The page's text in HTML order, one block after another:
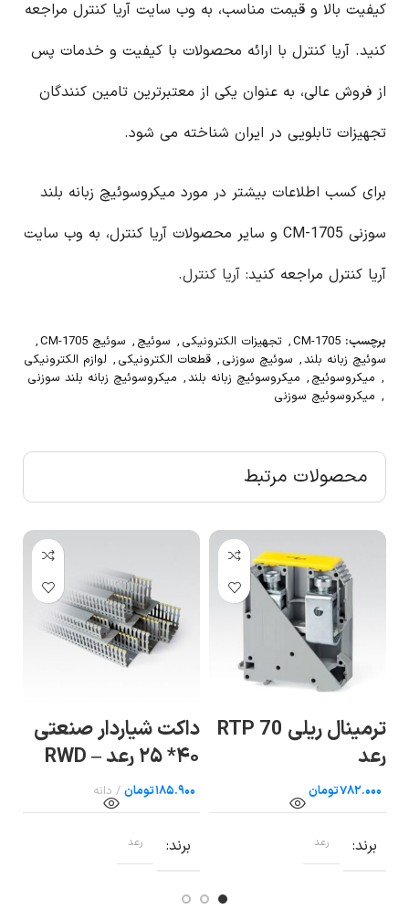
کیفیت بالا و قیمت مناسب، به وب سایت آریا کنترل مراجعه
کنید. آریا کنترل با ارائه محصولات با کیفیت و خدمات پس
از فروش عالی، به عنوان یکی از معتبرترین تامین کنندگان
تجهیزات تابلویی در ایران شناخته می شود.
برای کسب اطلاعات بیشتر در مورد میکروسوئیچ زبانه بلند
سوزنی CM-1705 و سایر محصولات آریا کنترل، به وب سایت
آریا کنترل مراجعه کنید: آریا کنترل.
برچسب: CM-1705
, تجهیزات الکترونیکی , سوئیچ , سوئیچ CM-1705
,
سوئیچ زبانه بلند, سوئیچ سوزنی , قطعات الکترونیکی , لوازم الکترونیکی
, میکروسوئیچ , میکروسوئیچ زبانه بلند, میکروسوئیچ زبانه بلند سوزنی
, میکروسوئیچ سوزنی
محصولات مرتبط
ترمینال ریلی RTP 70
رعد
تومان
برند رعد
داکت شیاردار صنعتی
۴۰* ۲۵ رعد – RWD
25×۴۰تومان
برند رعد